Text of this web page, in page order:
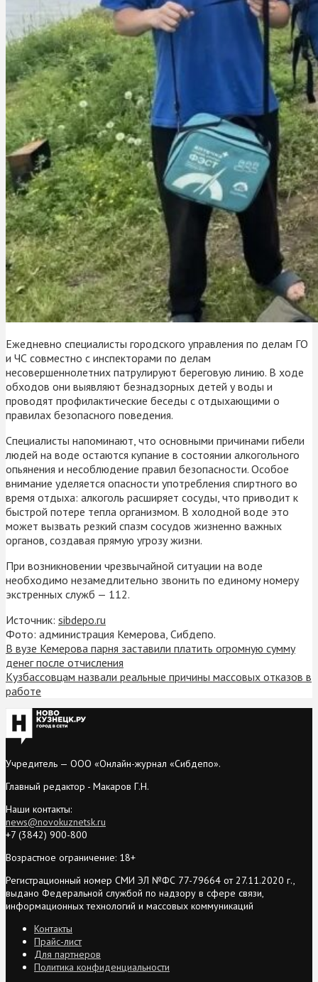
Ежедневно специалисты городского управления по делам ГО
и ЧС совместно с инспекторами по делам
несовершеннолетних патрулируют береговую линию. В ходе
обходов они выявляют безнадзорных детей у воды и
проводят профилактические беседы с отдыхающими о
правилах безопасного поведения.
Специалисты напоминают, что основными причинами гибели
людей на воде остаются купание в состоянии алкогольного
опьянения и несоблюдение правил безопасности. Особое
внимание уделяется опасности употребления спиртного во
время отдыха: алкоголь расширяет сосуды, что приводит к
быстрой потере тепла организмом. В холодной воде это
может вызвать резкий спазм сосудов жизненно важных
органов, создавая прямую угрозу жизни.
При возникновении чрезвычайной ситуации на воде
необходимо незамедлительно звонить по единому номеру
экстренных служб — 112.
Источник: sibdepo.ru
Фото: администрация Кемерова, Сибдепо.
В вузе Кемерова парня заставили платить огромную сумму
денег после отчисления
Кузбассовцам назвали реальные причины массовых отказов в
работе
Учредитель — ООО «Онлайн-журнал «Сибдепо».
Главный редактор - Макаров Г.Н.
Наши контакты:
news@novokuznetsk.ru
+7 (3842) 900-800
Возрастное ограничение: 18+
Регистрационный номер СМИ ЭЛ №ФС 77-79664 от 27.11.2020 г.,
выдано Федеральной службой по надзору в сфере связи,
информационных технологий и массовых коммуникаций
Контакты
Прайс-лист
Для партнеров
Политика конфиденциальности